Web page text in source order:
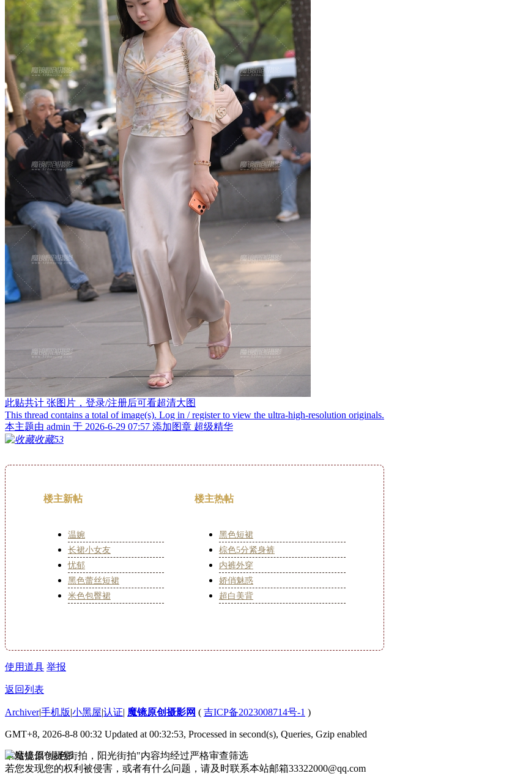
此贴共计 张图片，登录/注册后可看超清大图
This thread contains a total ofimage(s). Log in / register to view the ultra-high-resolution originals.
本主题由 admin 于 2026-6-29 07:57 添加图章 超级精华
收藏53
楼主新帖
温婉
长裙小女友
忧郁
黑色蕾丝短裙
米色包臀裙
楼主热帖
黑色短裙
棕色5分紧身裤
内裤外穿
娇俏魅惑
超白美背
使用道具 举报
返回列表
Archiver|手机版|小黑屋|认证| 魔镜原创摄影网 ( 吉ICP备2023008714号-1 )
GMT+8, 2026-8-8 00:32 Updated at 00:32:53, Processed in second(s), Queries, Gzip enabled
本站提倡"绿色街拍，阳光街拍"内容均经过严格审查筛选
若您发现您的权利被侵害，或者有什么问题，请及时联系本站邮箱33322000@qq.com